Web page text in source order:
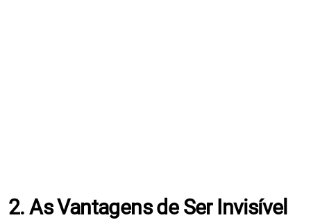
2. As Vantagens de Ser Invisível